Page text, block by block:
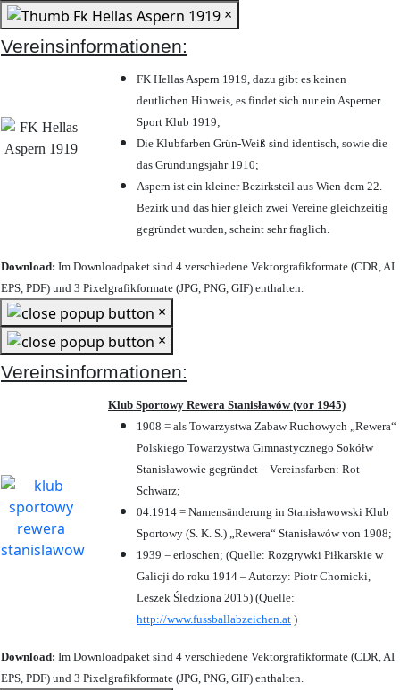
×
Vereinsinformationen:
FK Hellas Aspern 1919, dazu gibt es keinen
deutlichen Hinweis, es findet sich nur ein Asperner
Sport Klub 1919;
Die Klubfarben Grün-Weiß sind identisch, sowie die
das Gründungsjahr 1910;
Aspern ist ein kleiner Bezirksteil aus Wien dem 22.
Bezirk und das hier gleich zwei Vereine gleichzeitig
gegründet wurden, scheint sehr fraglich.
Download: Im Downloadpaket sind 4 verschiedene Vektorgrafikformate (CDR, AI
EPS, PDF) und 3 Pixelgrafikformate (JPG, PNG, GIF) enthalten.
×
×
Vereinsinformationen:
Klub Sportowy Rewera Stanisławów (vor 1945)
1908 = als Towarzystwa Zabaw Ruchowych „Rewera“
Polskiego Towarzystwa Gimnastycznego Sokółw
Stanisławowie gegründet – Vereinsfarben: Rot-
Schwarz;
04.1914 = Namensänderung in Stanisławowski Klub
Sportowy (S. K. S.) „Rewera“ Stanisławów von 1908;
1939 = erloschen; (Quelle: Rozgrywki Piłkarskie w
Galicji do roku 1914 – Autorzy: Piotr Chomicki,
Leszek Śledziona 2015) (Quelle:
http://www.fussballabzeichen.at )
Download: Im Downloadpaket sind 4 verschiedene Vektorgrafikformate (CDR, AI
EPS, PDF) und 3 Pixelgrafikformate (JPG, PNG, GIF) enthalten.